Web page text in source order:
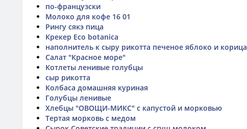
по-французски
Молоко для кофе 16 01
Рингу сякэ пица
Крекер Eco botanica
наполнитель к сыру рикотта печеное яблоко и корица
Салат "Красное море"
Котлеты ленивые голубцы
сыр рикотта
Колбаса домашняя куриная
Голубцы ленивые
Хлебцы "ОВОЩИ-МИКС" с капустой и морковью
Тертая морковь с медом